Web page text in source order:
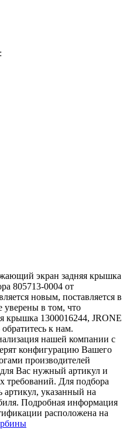
экран задняя крышка
805713-0004 от
новым, поставляется в
уверены в том, что
крышка 1300016244, JRONE
к нам.
нашей компании с
конфигурацию Вашего
производителей
для Вас нужный артикул и
требований. Для подбора
артикул, указанный на
Подробная информация
расположена на